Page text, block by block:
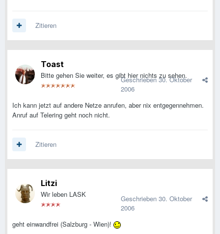
Zitieren
Toast
Bitte gehen Sie weiter, es gibt hier nichts zu sehen.
Geschrieben 30. Oktober
2006
Ich kann jetzt auf andere Netze anrufen, aber nix entgegennehmen.
Anruf auf Telering geht noch nicht.
Zitieren
Litzi
Wir leben LASK Geschrieben 30. Oktober
2006
geht einwandfrei (Salzburg - Wien)!